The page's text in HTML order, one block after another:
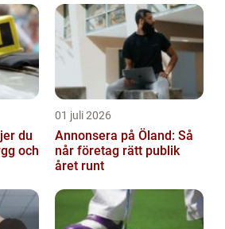
och
01 juli 2026
Annonsera på Öland: Så
når företag rätt publik
året runt